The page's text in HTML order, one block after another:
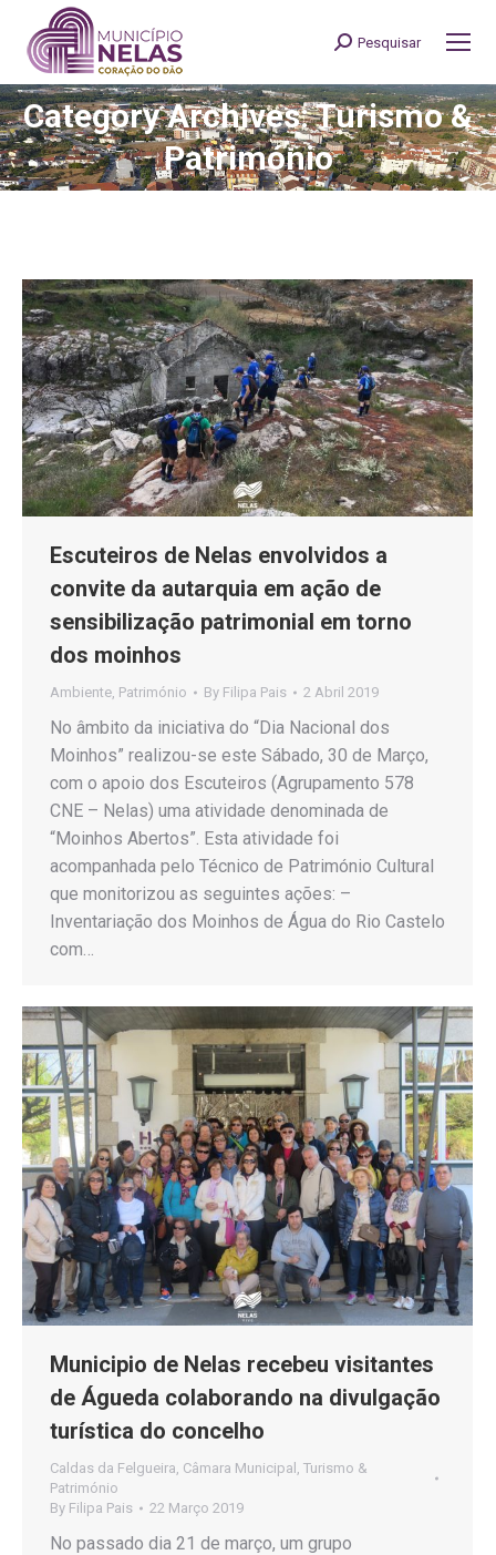
Search:
Pesquisar
Category Archives: Turismo &
Património
You are here:
Escuteiros de Nelas envolvidos a
convite da autarquia em ação de
sensibilização patrimonial em torno
dos moinhos
Ambiente Património By Filipa Pais 2 Abril 2019
No âmbito da iniciativa do “Dia Nacional dos
Moinhos” realizou-se este Sábado, 30 de Março,
com o apoio dos Escuteiros (Agrupamento 578
CNE – Nelas) uma atividade denominada de
“Moinhos Abertos”. Esta atividade foi
acompanhada pelo Técnico de Património Cultural
que monitorizou as seguintes ações: –
Inventariação dos Moinhos de Água do Rio Castelo
com…
Municipio de Nelas recebeu visitantes
de Águeda colaborando na divulgação
turística do concelho
Caldas da Felgueira, Câmara Municipal , Turismo &
Património
By Filipa Pais 22 Março 2019
No passado dia 21 de março, um grupo